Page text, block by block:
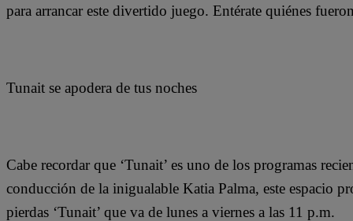
para arrancar este divertido juego. Entérate quiénes
Tunait se apodera de tus noches
Cabe recordar que ‘Tunait’ es uno de los programas
conducción de la inigualable Katia Palma, este espacio
pierdas ‘Tunait’ que va de lunes a viernes a las 11 p.m.